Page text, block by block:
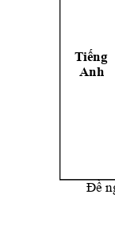
Tiếng
Anh
Đề